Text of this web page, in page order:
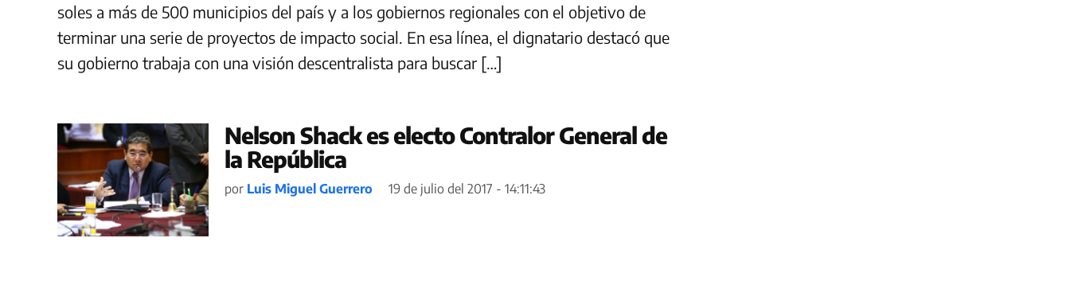
soles a más de 500 municipios del país y a los gobiernos regionales con el objetivo de
terminar una serie de proyectos de impacto social. En esa línea, el dignatario destacó que
su gobierno trabaja con una visión descentralista para buscar […]
Nelson Shack es electo Contralor General de
la República
por Luis Miguel Guerrero 19 de julio del 2017 - 14:11:43